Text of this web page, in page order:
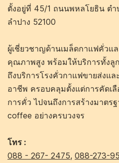
ตั้งอยู่ที่ 45/1 ถนนพหลโยธิน ตำ
ลำปาง 52100
ผู้เชี่ยวชาญด้านเมล็ดกาแฟคั่วแ
คุณภาพสูง พร้อมให้บริการทั้งลู
ถึงบริการโรงคั่วกาแฟขายส่งแ
อาชีพ ครอบคลุมตั้งแต่การคัดเ
การคั่ว ไปจนถึงการสร้างมาตร
coffee อย่างครบวงจร
โทร :
088 - 267- 2475, 088-273-